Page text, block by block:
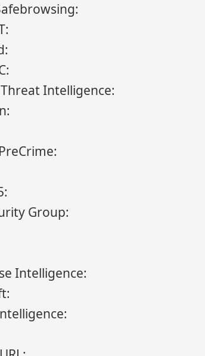
Intelligence:
Group:
Intelligence: